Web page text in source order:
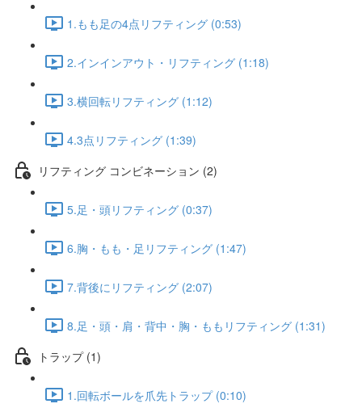
1.もも足の4点リフティング (0:53)
2.インインアウト・リフティング (1:18)
3.横回転リフティング (1:12)
4.3点リフティング (1:39)
リフティング コンビネーション (2)
5.足・頭リフティング (0:37)
6.胸・もも・足リフティング (1:47)
7.背後にリフティング (2:07)
8.足・頭・肩・背中・胸・ももリフティング (1:31)
トラップ (1)
1.回転ボールを爪先トラップ (0:10)